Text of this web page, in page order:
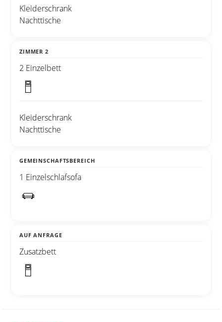
Kleiderschrank
Nachttische
ZIMMER 2
2 Einzelbett
Kleiderschrank
Nachttische
GEMEINSCHAFTSBEREICH
1 Einzelschlafsofa
AUF ANFRAGE
Zusatzbett